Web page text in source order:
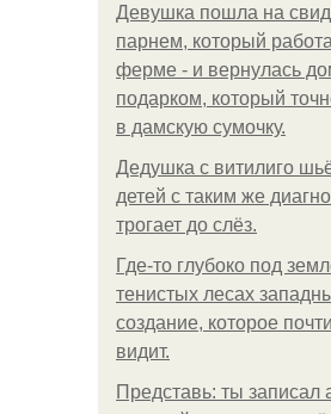
Девушка пошла на
парнем, который
ферме - и вернулась
подарком, который
в дамскую сумочку.
Дедушка с витилиго
детей с таким же
трогает до слёз.
Где-то глубоко под
тенистых лесах
создание, которое
видит.
Представь: ты записал